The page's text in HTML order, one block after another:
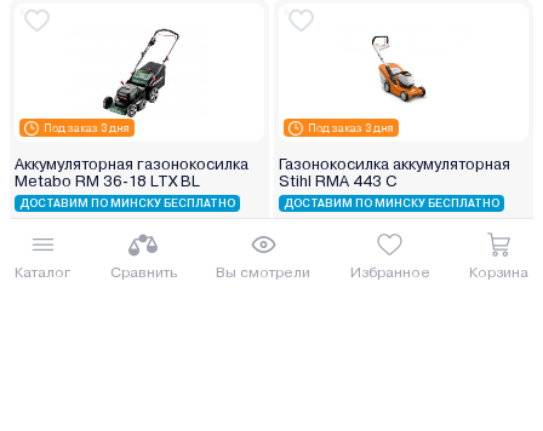
Каталог Сравнить Вы смотрели Избранное Корзина
Под заказ 3 дня
Аккумуляторная газонокосилка
Metabo RM 36-18 LTX BL
ДОСТАВИМ ПО МИНСКУ БЕСПЛАТНО
1 702.88 руб.
1856.14 руб.
Под заказ 3 дня
Газонокосилка аккумуляторная
Stihl RMA 443 C
ДОСТАВИМ ПО МИНСКУ БЕСПЛАТНО
1 845.00 руб.